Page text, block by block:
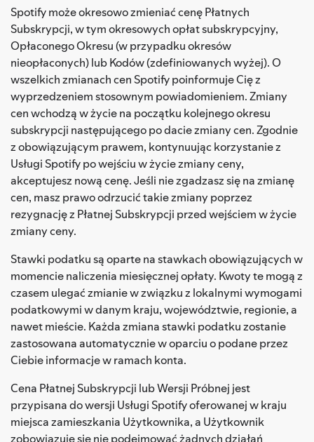
Spotify może okresowo zmieniać cenę Płatnych
Subskrypcji, w tym okresowych opłat subskrypcyjny,
Opłaconego Okresu (w przypadku okresów
nieopłaconych) lub Kodów (zdefiniowanych wyżej). O
wszelkich zmianach cen Spotify poinformuje Cię z
wyprzedzeniem stosownym powiadomieniem. Zmiany
cen wchodzą w życie na początku kolejnego okresu
subskrypcji następującego po dacie zmiany cen. Zgodnie
z obowiązującym prawem, kontynuując korzystanie z
Usługi Spotify po wejściu w życie zmiany ceny,
akceptujesz nową cenę. Jeśli nie zgadzasz się na zmianę
cen, masz prawo odrzucić takie zmiany poprzez
rezygnację z Płatnej Subskrypcji przed wejściem w życie
zmiany ceny.
Stawki podatku są oparte na stawkach obowiązujących w
momencie naliczenia miesięcznej opłaty. Kwoty te mogą z
czasem ulegać zmianie w związku z lokalnymi wymogami
podatkowymi w danym kraju, województwie, regionie, a
nawet mieście. Każda zmiana stawki podatku zostanie
zastosowana automatycznie w oparciu o podane przez
Ciebie informacje w ramach konta.
Cena Płatnej Subskrypcji lub Wersji Próbnej jest
przypisana do wersji Usługi Spotify oferowanej w kraju
miejsca zamieszkania Użytkownika, a Użytkownik
zobowiązuje się nie podejmować żadnych działań